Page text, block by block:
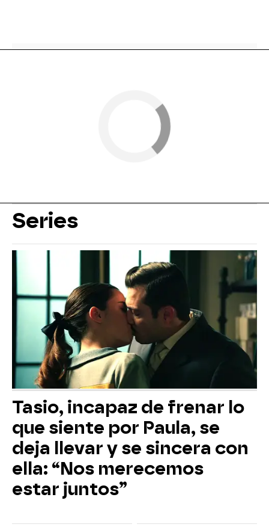
Series
Tasio, incapaz de frenar lo
que siente por Paula, se
deja llevar y se sincera con
ella: “Nos merecemos
estar juntos”